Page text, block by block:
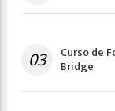
03 Curso de
Bridge